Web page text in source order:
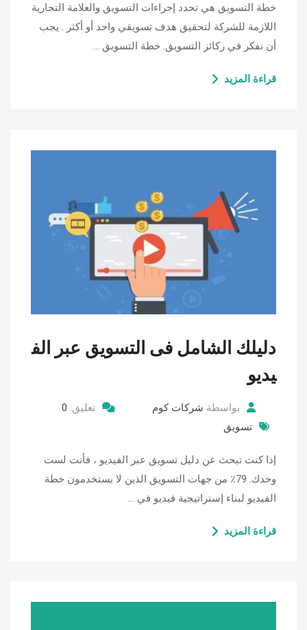
خطة التسويق هي تحدد إجراءات التسويق والعلامة التجارية
اللازمة للشركة لتحقيق هدف تسويقي واحد أو أكثر . يجب
أن نفكر في ركائز التسويق. خطة التسويق …
قراءة المزيد
دليلك الشامل فى التسويق عبر الف
يديو
بواسطة شركات كوم تعليق: 0
تسويق
إذا كنت تبحث عن دليل تسويق عبر الفيديو ، فأنت لست
وحدك. 79٪ من جهات التسويق الذين لا يستخدمون خطة
الفيديو لبناء إستراتيجية فيديو في …
قراءة المزيد